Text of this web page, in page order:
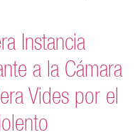
Instancia
a la Cámara
Vides por el